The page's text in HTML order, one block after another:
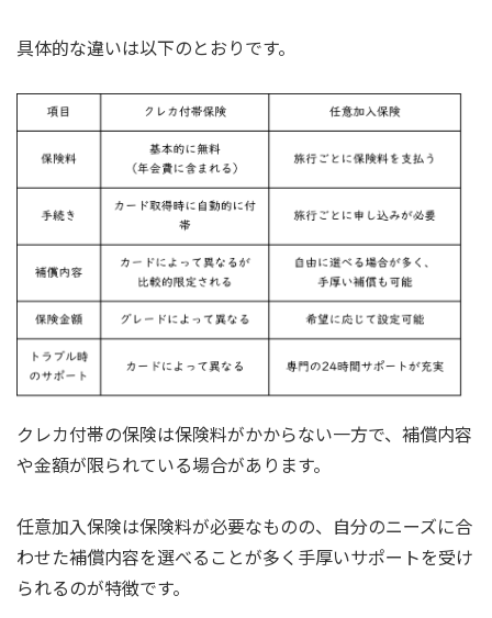
具体的な違いは以下のとおりです。
クレカ付帯の保険は保険料がかからない一方で、補償内容
や金額が限られている場合があります。
任意加入保険は保険料が必要なものの、自分のニーズに合
わせた補償内容を選べることが多く手厚いサポートを受け
られるのが特徴です。